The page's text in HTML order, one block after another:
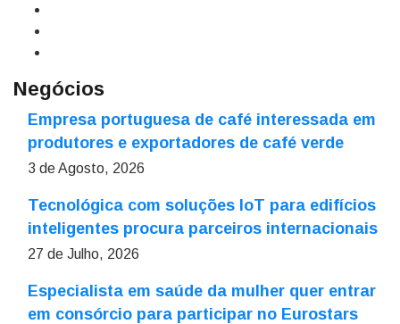
Negócios
Empresa portuguesa de café interessada em
produtores e exportadores de café verde
3 de Agosto, 2026
Tecnológica com soluções IoT para edifícios
inteligentes procura parceiros internacionais
27 de Julho, 2026
Especialista em saúde da mulher quer entrar
em consórcio para participar no Eurostars